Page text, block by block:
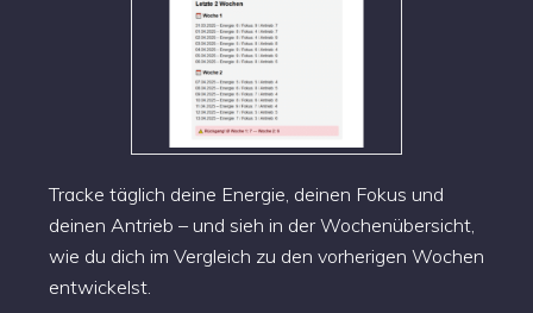
Tracke täglich deine Energie, deinen Fokus und
deinen Antrieb – und sieh in der Wochenübersicht,
wie du dich im Vergleich zu den vorherigen Wochen
entwickelst.